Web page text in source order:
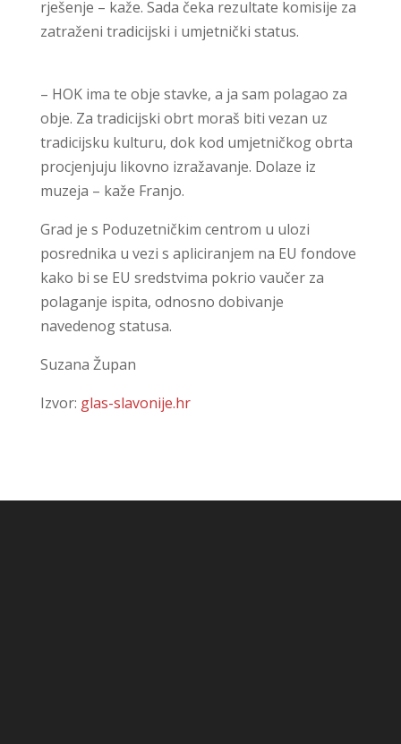
rješenje – kaže. Sada čeka rezultate komisije za
zatraženi tradicijski i umjetnički status.
– HOK ima te obje stavke, a ja sam polagao za
obje. Za tradicijski obrt moraš biti vezan uz
tradicijsku kulturu, dok kod umjetničkog obrta
procjenjuju likovno izražavanje. Dolaze iz
muzeja – kaže Franjo.
Grad je s Poduzetničkim centrom u ulozi
posrednika u vezi s apliciranjem na EU fondove
kako bi se EU sredstvima pokrio vaučer za
polaganje ispita, odnosno dobivanje
navedenog statusa.
Suzana Župan
Izvor: glas-slavonije.hr